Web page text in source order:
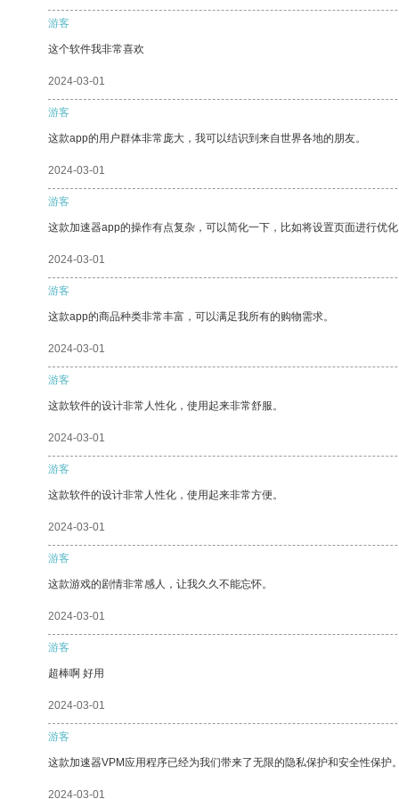
游客
这个软件我非常喜欢
2024-03-01
游客
这款app的用户群体非常庞大，我可以结识到来自世界各地的朋友。
2024-03-01
游客
这款加速器app的操作有点复杂，可以简化一下，比如将设置页面进行优
2024-03-01
游客
这款app的商品种类非常丰富，可以满足我所有的购物需求。
2024-03-01
游客
这款软件的设计非常人性化，使用起来非常舒服。
2024-03-01
游客
这款软件的设计非常人性化，使用起来非常方便。
2024-03-01
游客
这款游戏的剧情非常感人，让我久久不能忘怀。
2024-03-01
游客
超棒啊 好用
2024-03-01
游客
这款加速器VPM应用程序已经为我们带来了无限的隐私保护和安全性保护
2024-03-01